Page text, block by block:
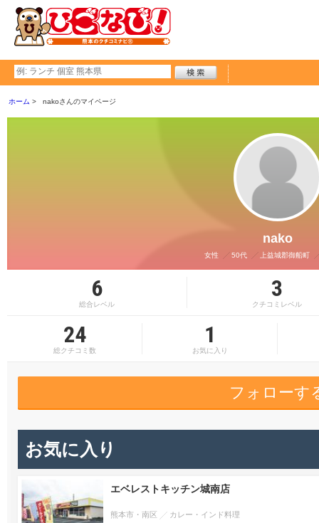
ホーム nakoさんのマイページ
nako
女性 50代 上益城郡御船町
6
総合レベル
3
クチコミレベル
24
総クチコミ数
1
お気に入り
フォローす
お気に入り
エベレストキッチン城南店
熊本市・南区 カレー・インド料理